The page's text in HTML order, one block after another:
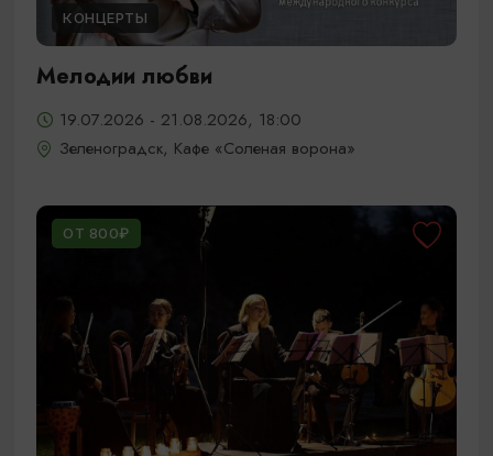
КОНЦЕРТЫ
Мелодии любви
19.07.2026 - 21.08.2026, 18:00
Зеленоградск, Кафе «Соленая ворона»
ОТ 800₽